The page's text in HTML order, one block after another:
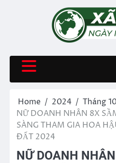
Home 2024 Tháng
NỮ DOANH NHÂN 8X
SÀNG THAM GIA HOA
ĐẤT 2024
NỮ DOANH